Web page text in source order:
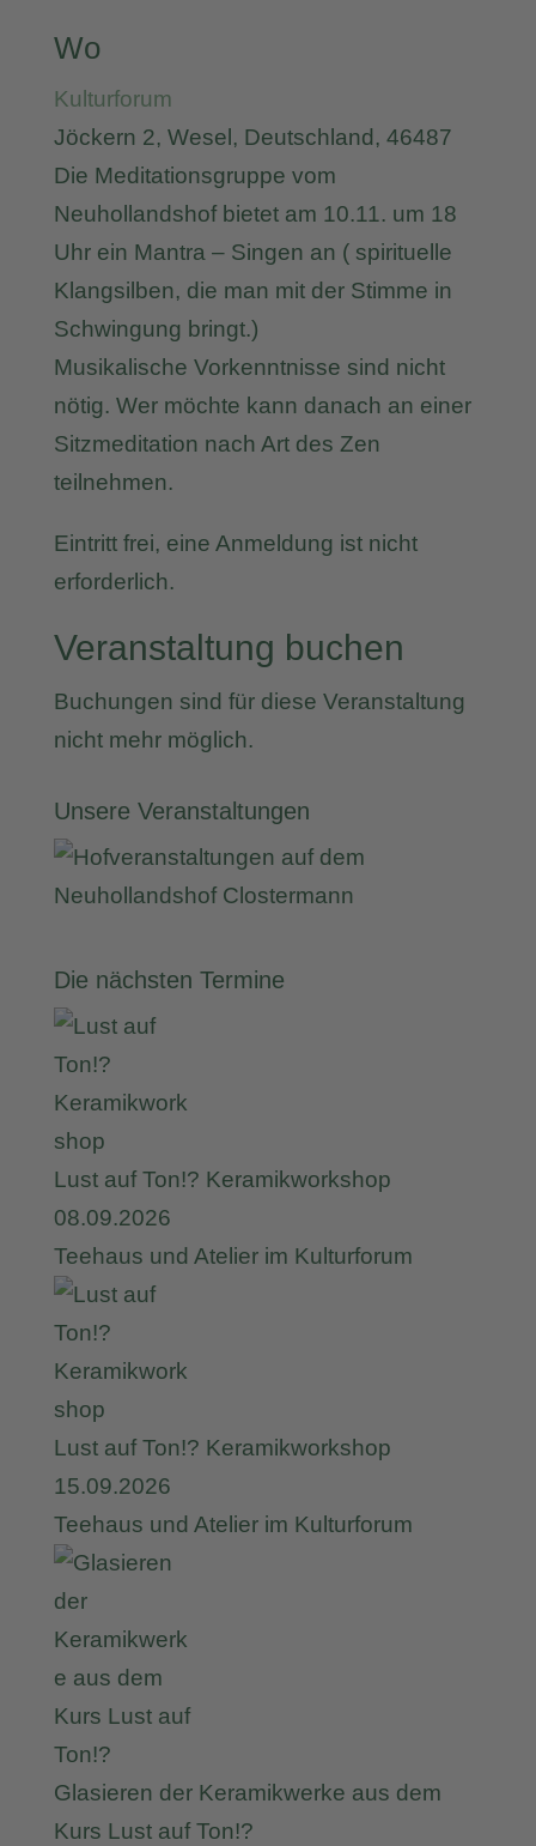
Wo
Kulturforum
Jöckern 2, Wesel, Deutschland, 46487
Die Meditationsgruppe vom
Neuhollandshof bietet am 10.11. um 18
Uhr ein Mantra – Singen an ( spirituelle
Klangsilben, die man mit der Stimme in
Schwingung bringt.)
Musikalische Vorkenntnisse sind nicht
nötig. Wer möchte kann danach an einer
Sitzmeditation nach Art des Zen
teilnehmen.
Eintritt frei, eine Anmeldung ist nicht
erforderlich.
Veranstaltung buchen
Buchungen sind für diese Veranstaltung
nicht mehr möglich.
Unsere Veranstaltungen
Die nächsten Termine
Lust auf Ton!? Keramikworkshop
08.09.2026
Teehaus und Atelier im Kulturforum
Lust auf Ton!? Keramikworkshop
15.09.2026
Teehaus und Atelier im Kulturforum
Glasieren der Keramikwerke aus dem
Kurs Lust auf Ton!?